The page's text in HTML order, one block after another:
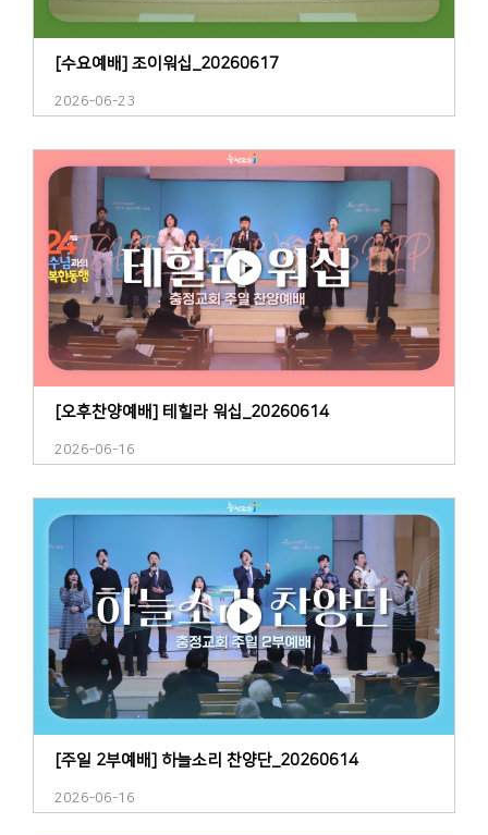
[수요예배] 조이워십_20260617
2026-06-23
[오후찬양예배] 테힐라 워십_20260614
2026-06-16
[주일 2부예배] 하늘소리 찬양단_20260614
2026-06-16